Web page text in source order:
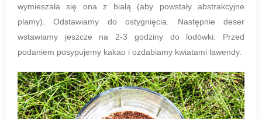
wymieszała się ona z białą (aby powstały abstrakcyjne
plamy). Odstawiamy do ostygnięcia. Następnie deser
wstawiamy jeszcze na 2-3 godziny do lodówki. Przed
podaniem posypujemy kakao i ozdabiamy kwiatami lawendy.